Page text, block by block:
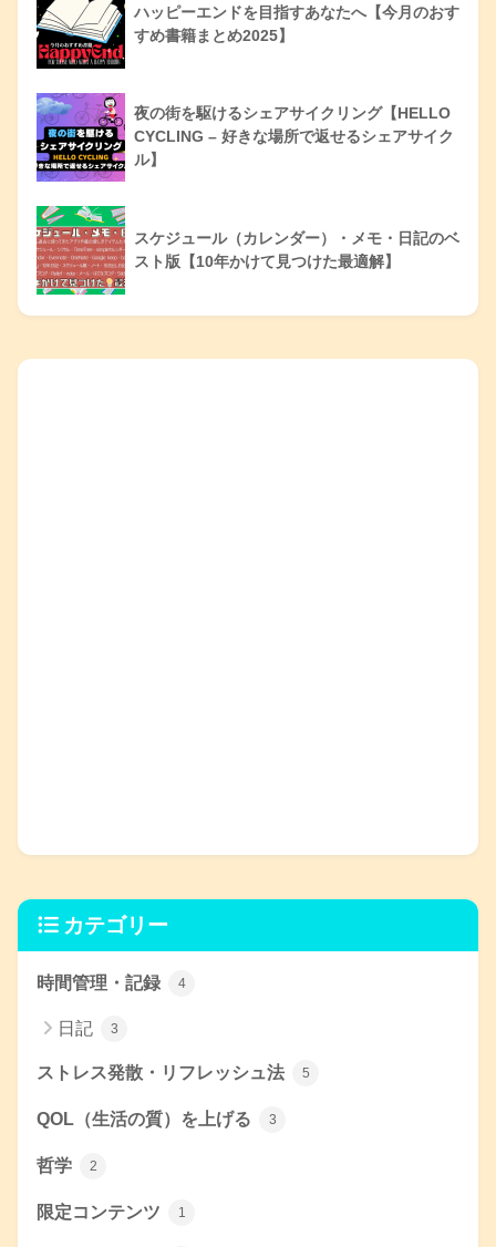
ハッピーエンドを目指すあなたへ【今月のおす
すめ書籍まとめ2025】
夜の街を駆けるシェアサイクリング【HELLO
CYCLING – 好きな場所で返せるシェアサイク
ル】
スケジュール（カレンダー）・メモ・日記のベ
スト版【10年かけて見つけた最適解】
カテゴリー
時間管理・記録 4
日記 3
ストレス発散・リフレッシュ法 5
QOL（生活の質）を上げる 3
哲学 2
限定コンテンツ 1